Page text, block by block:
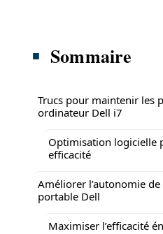
Sommaire
Trucs pour maintenir les
ordinateur Dell i7
Optimisation logicielle
efficacité
Améliorer l’autonomie
portable Dell
Maximiser l’efficacité